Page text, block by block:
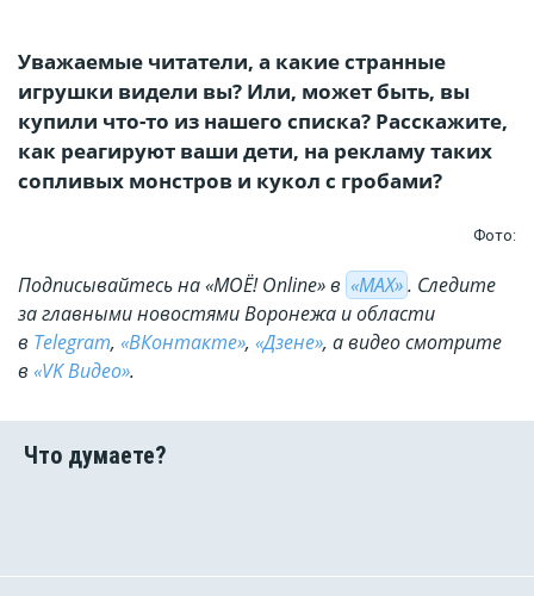
Уважаемые читатели, а какие странные
игрушки видели вы? Или, может быть, вы
купили что-то из нашего списка? Расскажите,
как реагируют ваши дети, на рекламу таких
сопливых монстров и кукол с гробами?
Фото:
Подписывайтесь на «МОЁ! Online» в «МАХ». Cледите
за главными новостями Воронежа и области
в Telegram, «ВКонтакте», «Дзене», а видео смотрите
в «VK Видео».